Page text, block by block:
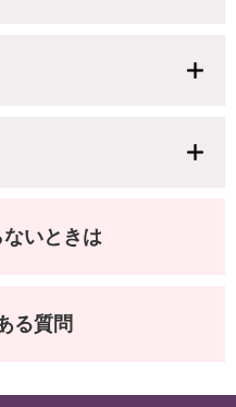
ないときは
る質問